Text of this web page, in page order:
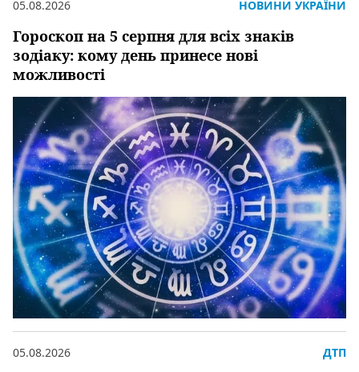
Гороскоп на 5 серпня для всіх знаків
зодіаку: кому день принесе нові
можливості
05.08.2026 НОВИНИ УКРАЇНИ
05.08.2026 ДТП